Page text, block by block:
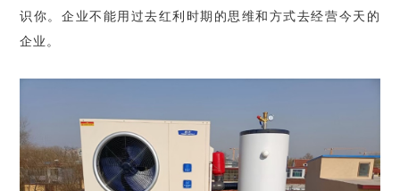
识你。企业不能用过去红利时期的思维和方式去经营今天的
企业。